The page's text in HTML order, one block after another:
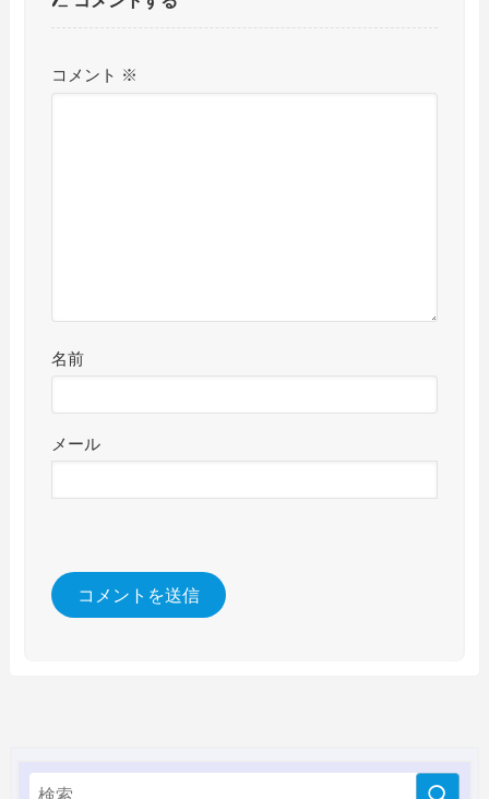
コメント ※
名前
メール